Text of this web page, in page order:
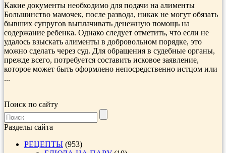
Какие документы необходимо для подачи на алименты
Большинство мамочек, после развода, никак не могут обязать
бывших супругов выплачивать денежную помощь на
содержание ребенка. Однако следует отметить, что если не
удалось взыскать алименты в добровольном порядке, это
можно сделать через суд. Для обращения в судебные органы,
прежде всего, потребуется составить исковое заявление,
которое может быть оформлено непосредственно истцом или
...
Поиск по сайту
Разделы сайта
РЕЦЕПТЫ (953)